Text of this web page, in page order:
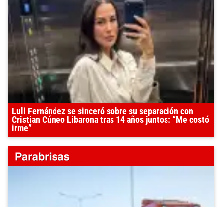
Luli Fernández se sinceró sobre su separación con
Cristian Cúneo Libarona tras 14 años juntos: “Me costó
irme”